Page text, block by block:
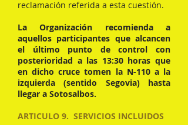
reclamación referida a esta cuestión.
La Organización recomienda a
aquellos participantes que alcancen
el último punto de control con
posterioridad a las 13:30 horas que
en dicho cruce tomen la N-110 a la
izquierda (sentido Segovia) hasta
llegar a Sotosalbos.
ARTICULO 9. SERVICIOS INCLUIDOS